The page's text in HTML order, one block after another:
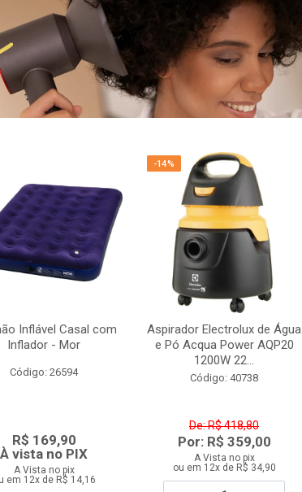
Inflável Casal com
Inflador - Mor
Código: 26594
R$ 169,90
À vista no PIX
A Vista no pix
em 12x de R$ 14,16
-14%
Aspirador Electrolux de Água
e Pó Acqua Power AQP20
1200W 22...
Código: 40738
De: R$ 418,80
Por: R$ 359,00
A Vista no pix
ou em 12x de R$ 34,90